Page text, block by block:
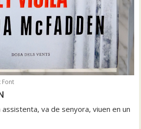
Font
assistenta, va de senyora, viuen en un